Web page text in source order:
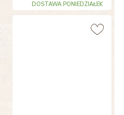
DOSTAWA PONIEDZIAŁEK